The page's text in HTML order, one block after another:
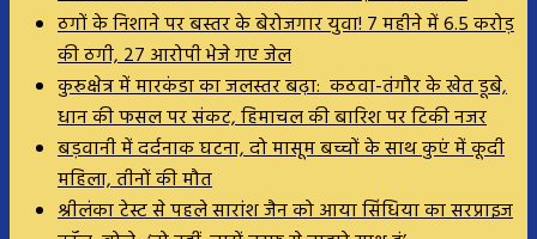
ठगों के निशाने पर बस्तर के बेरोजगार युवा! 7 महीने में 6.5 करोड़
की ठगी, 27 आरोपी भेजे गए जेल
कुरुक्षेत्र में मारकंडा का जलस्तर बढ़ा: कठवा-तंगौर के खेत डूबे,
धान की फसल पर संकट, हिमाचल की बारिश पर टिकी नजर
बड़वानी में दर्दनाक घटना, दो मासूम बच्चों के साथ कुएं में कूदी
महिला, तीनों की मौत
श्रीलंका टेस्ट से पहले सारांश जैन को आया सिंधिया का सरप्राइज